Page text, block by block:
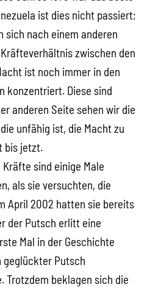
ist dies nicht passiert;
sich nach einem anderen
zwischen den
ist noch immer in den
konzentriert. Diese sind
anderen Seite sehen wir die
unfähig ist, die Macht zu
bis jetzt.
sind einige Male
als sie versuchten, die
April 2002 hatten sie bereits
der Putsch erlitt eine
Mal in der Geschichte
geglückter Putsch
Trotzdem beklagen sich die